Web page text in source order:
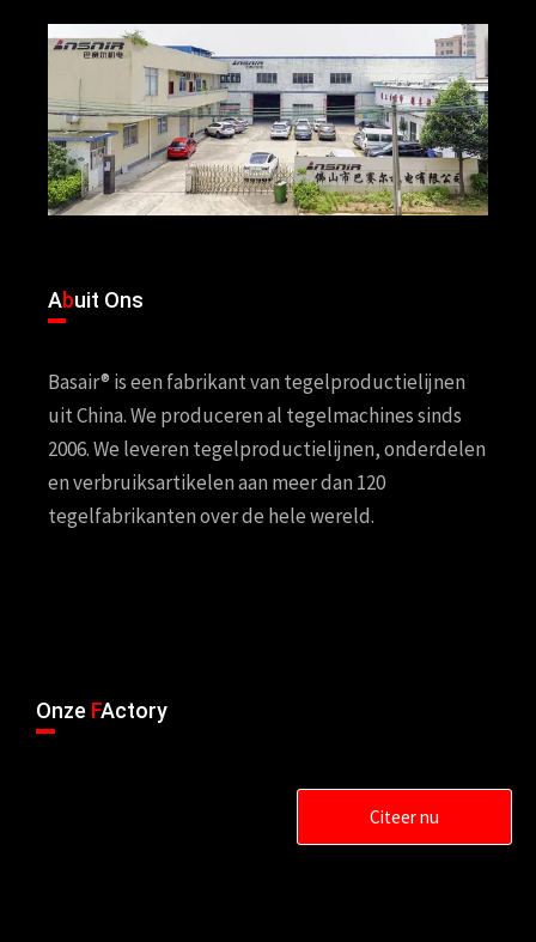
Abuit Ons
Basair® is een fabrikant van tegelproductielijnen
uit China. We produceren al tegelmachines sinds
2006. We leveren tegelproductielijnen, onderdelen
en verbruiksartikelen aan meer dan 120
tegelfabrikanten over de hele wereld.
Onze FActory
Citeer nu